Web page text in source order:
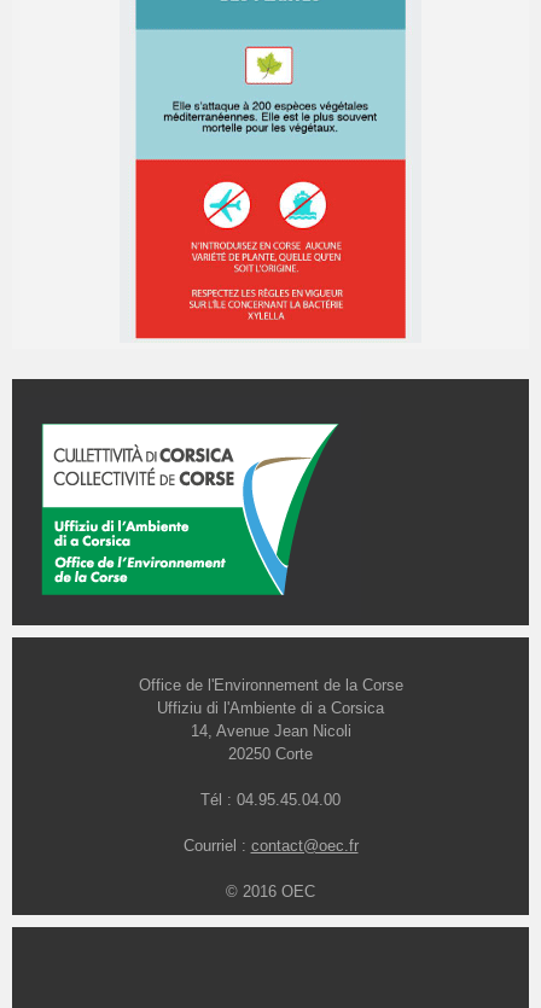
Office de l'Environnement de la Corse
Uffiziu di l'Ambiente di a Corsica
14, Avenue Jean Nicoli
20250 Corte
Tél : 04.95.45.04.00
Courriel : contact@oec.fr
© 2016 OEC